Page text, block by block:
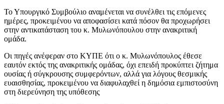
Το Υπουργικό Συμβούλιο αναμένεται να συνέλθει τις επόμενες
ημέρες, προκειμένου να αποφασίσει κατά πόσον θα προχωρήσει
στην αντικατάσταση του κ. Μυλωνόπουλου στην ανακριτική
ομάδα.
Οι πηγές ανέφεραν στο ΚΥΠΕ ότι ο κ. Μυλωνόπουλος έθεσε
εαυτόν εκτός της ανακριτικής ομάδας, όχι επειδή προκύπτει ζήτημα
ουσίας ή σύγκρουσης συμφερόντων, αλλά για λόγους θεσμικής
ευαισθησίας, προκειμένου να διαφυλαχθεί η δημόσια εμπιστοσύνη
στη διερεύνηση της υπόθεσης